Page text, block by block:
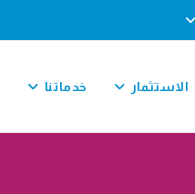
الاستثمار خدماتنا